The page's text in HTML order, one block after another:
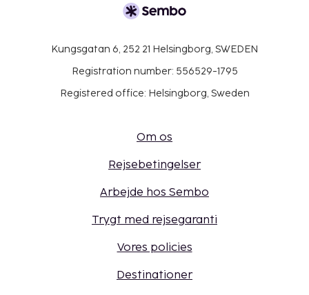
Kungsgatan 6, 252 21 Helsingborg, SWEDEN
Registration number: 556529-1795
Registered office: Helsingborg, Sweden
Om os
Rejsebetingelser
Arbejde hos Sembo
Trygt med rejsegaranti
Vores policies
Destinationer